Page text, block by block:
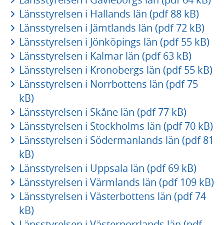
Länsstyrelsen i Hallands län (pdf 88 kB)
Länsstyrelsen i Jämtlands län (pdf 72 kB)
Länsstyrelsen i Jönköpings län (pdf 55 kB)
Länsstyrelsen i Kalmar län (pdf 63 kB)
Länsstyrelsen i Kronobergs län (pdf 55 kB)
Länsstyrelsen i Norrbottens län (pdf 75
kB)
Länsstyrelsen i Skåne län (pdf 77 kB)
Länsstyrelsen i Stockholms län (pdf 70 kB)
Länsstyrelsen i Södermanlands län (pdf 81
kB)
Länsstyrelsen i Uppsala län (pdf 69 kB)
Länsstyrelsen i Värmlands län (pdf 109 kB)
Länsstyrelsen i Västerbottens län (pdf 74
kB)